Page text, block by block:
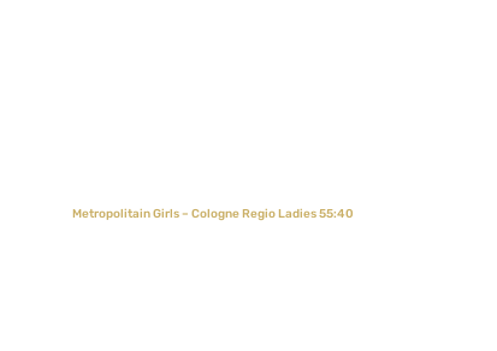
Metropolitain Girls – Cologne Regio Ladies 55:40